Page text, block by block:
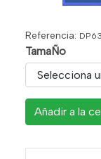
Referencia: DP63
TamaÑo
Añadir a la